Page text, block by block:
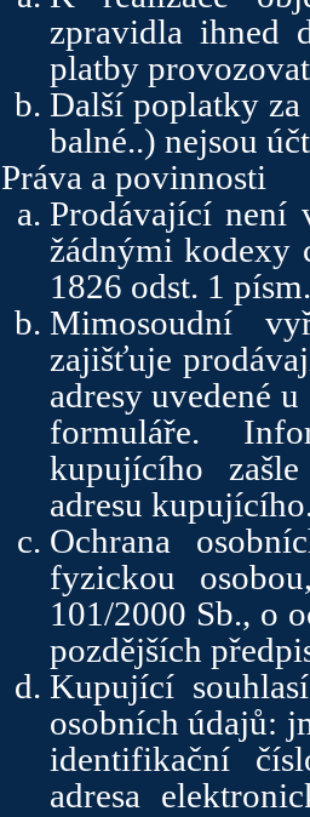
zpravidla ihned
platby
Další poplatky
balné..) nejsou
Práva a povinnosti
Prodávající není
žádnými kodexy
1826 odst. 1
Mimosoudní
zajišťuje
adresy uvedené
formuláře.
kupujícího
adresu
Ochrana
fyzickou
101/2000 Sb., o
pozdějších
Kupující
osobních údajů:
identifikační
adresa